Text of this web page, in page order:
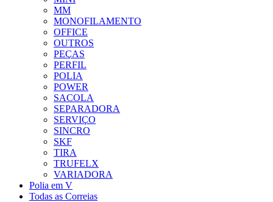
MM
MONOFILAMENTO
OFFICE
OUTROS
PEÇAS
PERFIL
POLIA
POWER
SACOLA
SEPARADORA
SERVIÇO
SINCRO
SKF
TIRA
TRUFELX
VARIADORA
Polia em V
Todas as Correias